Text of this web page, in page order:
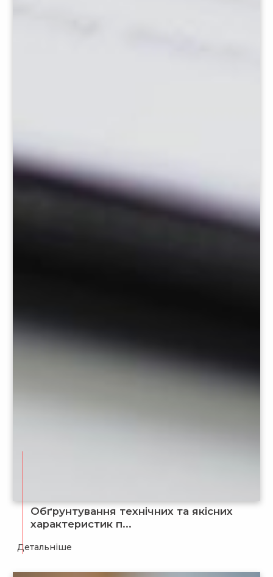
Обґрунтування технічних та якісних
характеристик п...
Детальніше